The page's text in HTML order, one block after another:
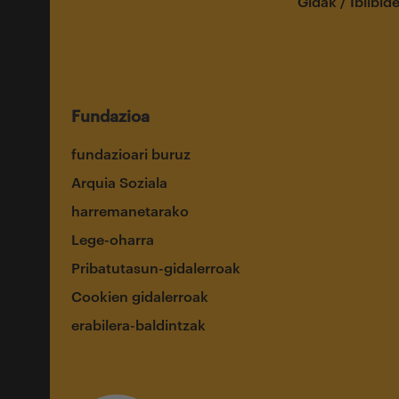
Fundazioa
fundazioari buruz
Arquia Soziala
harremanetarako
Lege-oharra
Pribatutasun-gidalerroak
Cookien gidalerroak
erabilera-baldintzak